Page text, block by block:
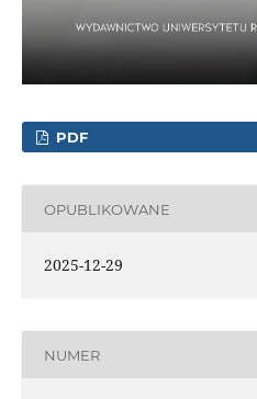
PDF
OPUBLIKOWANE
2025-12-29
NUMER